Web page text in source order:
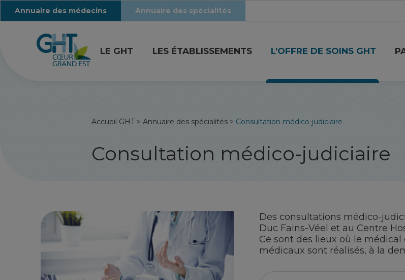
Annuaire des médecins Annuaire des spécialités
LE GHT LES ÉTABLISSEMENTS L’OFFRE DE SOINS GHT
Accueil GHT> Annuaire des spécialités > Consultation médico-judiciaire
Consultation médico-judiciaire
Des consultations médico-
Duc Fains-Véel et au Centre
Ce sont des lieux où le
médicaux sont réalisés, à la